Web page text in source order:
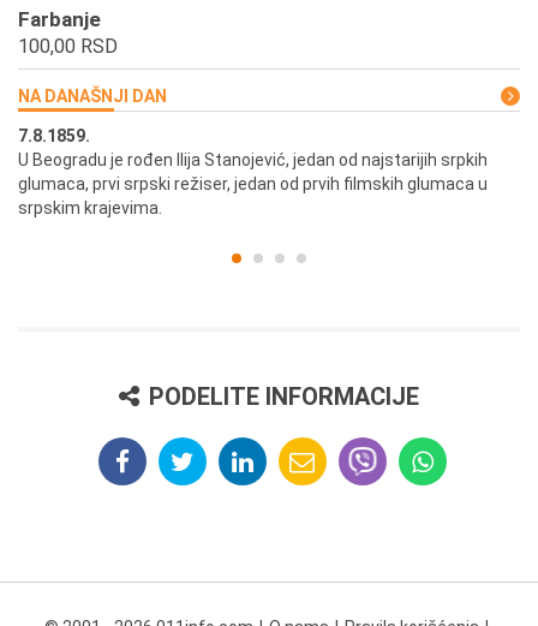
Farbanje
100,00 RSD
NA DANAŠNJI DAN
7.8.1859.
U Beogradu je rođen Ilija Stanojević, jedan od najstarijih srpkih
glumaca, prvi srpski režiser, jedan od prvih filmskih glumaca u
srpskim krajevima.
PODELITE INFORMACIJE